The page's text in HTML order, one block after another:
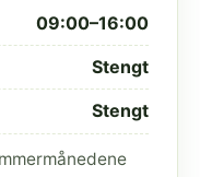
09:00–16:00
Stengt
Stengt